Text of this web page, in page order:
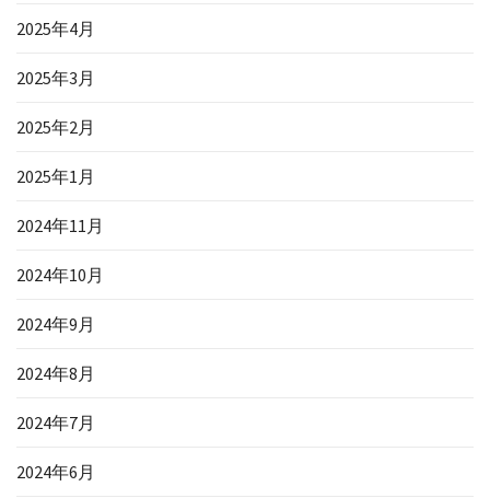
2025年4月
2025年3月
2025年2月
2025年1月
2024年11月
2024年10月
2024年9月
2024年8月
2024年7月
2024年6月